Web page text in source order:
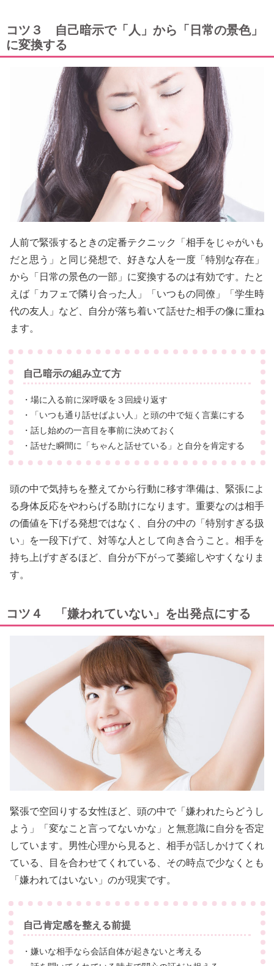
コツ３ 自己暗示で「人」から「日常の景色」
に変換する
人前で緊張するときの定番テクニック「相手をじゃがいも
だと思う」と同じ発想で、好きな人を一度「特別な存在」
から「日常の景色の一部」に変換するのは有効です。たと
えば「カフェで隣り合った人」「いつもの同僚」「学生時
代の友人」など、自分が落ち着いて話せた相手の像に重ね
ます。
自己暗示の組み立て方
・場に入る前に深呼吸を３回繰り返す
・「いつも通り話せばよい人」と頭の中で短く言葉にする
・話し始めの一言目を事前に決めておく
・話せた瞬間に「ちゃんと話せている」と自分を肯定する
頭の中で気持ちを整えてから行動に移す準備は、緊張によ
る身体反応をやわらげる助けになります。重要なのは相手
の価値を下げる発想ではなく、自分の中の「特別すぎる扱
い」を一段下げて、対等な人として向き合うこと。相手を
持ち上げすぎるほど、自分が下がって萎縮しやすくなりま
す。
コツ４ 「嫌われていない」を出発点にする
緊張で空回りする女性ほど、頭の中で「嫌われたらどうし
よう」「変なこと言ってないかな」と無意識に自分を否定
しています。男性心理から見ると、相手が話しかけてくれ
ている、目を合わせてくれている、その時点で少なくとも
「嫌われてはいない」のが現実です。
自己肯定感を整える前提
・嫌いな相手なら会話自体が起きないと考える